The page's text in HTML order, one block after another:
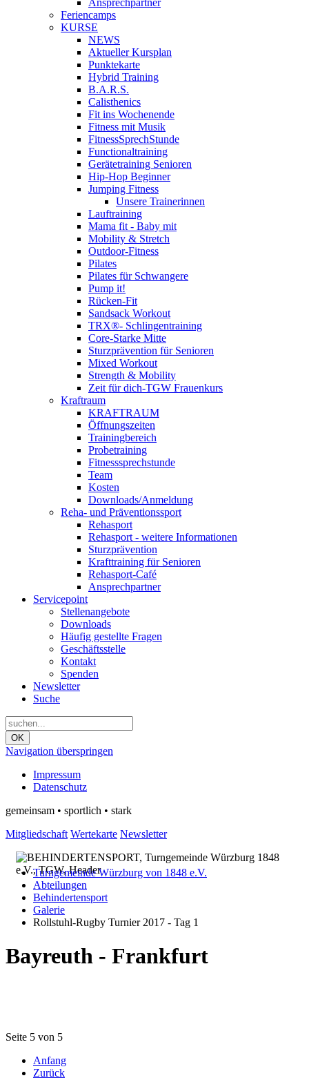
Ansprechpartner
Feriencamps
KURSE
NEWS
Aktueller Kursplan
Punktekarte
Hybrid Training
B.A.R.S.
Calisthenics
Fit ins Wochenende
Fitness mit Musik
FitnessSprechStunde
Functionaltraining
Gerätetraining Senioren
Hip-Hop Beginner
Jumping Fitness
Unsere Trainerinnen
Lauftraining
Mama fit - Baby mit
Mobility & Stretch
Outdoor-Fitness
Pilates
Pilates für Schwangere
Pump it!
Rücken-Fit
Sandsack Workout
TRX®- Schlingentraining
Core-Starke Mitte
Sturzprävention für Senioren
Mixed Workout
Strength & Mobility
Zeit für dich-TGW Frauenkurs
Kraftraum
KRAFTRAUM
Öffnungszeiten
Trainingbereich
Probetraining
Fitnesssprechstunde
Team
Kosten
Downloads/Anmeldung
Reha- und Präventionssport
Rehasport
Rehasport - weitere Informationen
Sturzprävention
Krafttraining für Senioren
Rehasport-Café
Ansprechpartner
Servicepoint
Stellenangebote
Downloads
Häufig gestellte Fragen
Geschäftsstelle
Kontakt
Spenden
Newsletter
Suche
OK
Navigation überspringen
Impressum
Datenschutz
gemeinsam • sportlich • stark
Mitgliedschaft Wertekarte Newsletter
Turngemeinde Würzburg von 1848 e.V.
Abteilungen
Behindertensport
Galerie
Rollstuhl-Rugby Turnier 2017 - Tag 1
Bayreuth - Frankfurt
Seite 5 von 5
Anfang
Zurück